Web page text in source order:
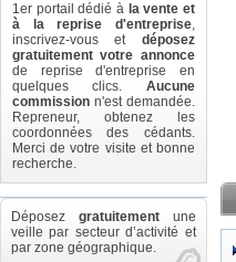
1er portail dédié à la vente et
à la reprise d'entreprise,
inscrivez-vous et déposez
gratuitement votre annonce
de reprise d'entreprise en
quelques clics. Aucune
commission n'est demandée.
Repreneur, obtenez les
coordonnées des cédants.
Merci de votre visite et bonne
recherche.
Déposez gratuitement une
veille par secteur d’activité et
par zone géographique.